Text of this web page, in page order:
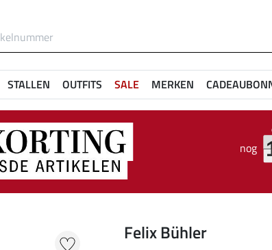
STALLEN OUTFITS SALE MERKEN
nog
Felix Bühler